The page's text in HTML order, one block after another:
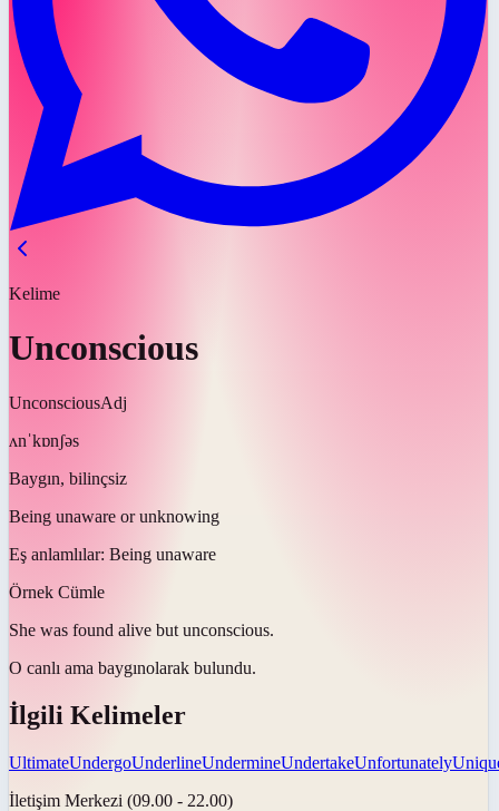
Kelime
Unconscious
UnconsciousAdj
ʌnˈkɒnʃəs
Baygın, bilinçsiz
Being unaware or unknowing
Eş anlamlılar: Being unaware
Örnek Cümle
She was found alive but unconscious.
O canlı ama baygınolarak bulundu.
İlgili Kelimeler
UltimateUndergoUnderlineUndermineUndertakeUnfortunately
İletişim Merkezi (09.00 - 22.00)